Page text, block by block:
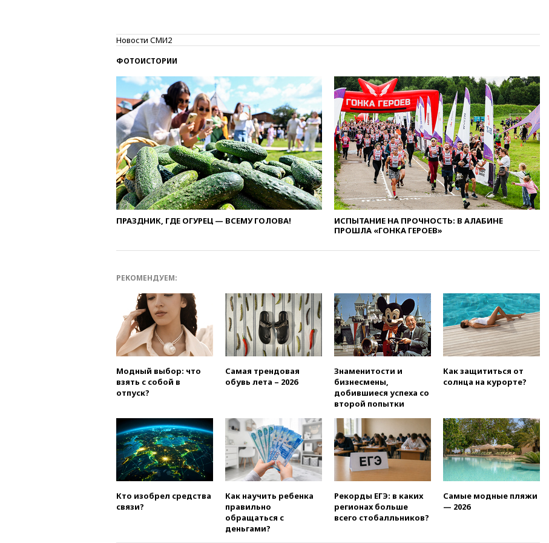
попросили уволиться
08:22В Екатеринбурге
атакован склад Wildberries
07:52 В Таиланде ученик
устроил стрельбу в школе:
есть жертвы
07:00Лесной пожар в 30
километрах от Ванкувера
привел к эвакуации жителей
06:00Суд обязал Meta
вреде психическому
здоровью детей
04:00
Суд взыскал почти 5 млн
рублей в пользу семьи
отравившегося в детсаду
мальчика
03:00
МИД РФ: попытки Запада
рассорить Россию и Казахстан
обречены на провал
Ни один водоем Англии
не соответствует нормам
Трамп: США сами
нуждаются в дальнобойных
ракетах и системах Patriot
Трамп заявил о
необходимости пополнения
вчера, 23:28Слуцкий призвал
признать «Яблоко»
Новости СМИ2
ФОТОИСТОРИИ
ПРАЗДНИК, ГДЕ ОГУРЕЦ — ВСЕМУ ГОЛОВА!
ИСПЫТАНИЕ НА ПРОЧНОСТЬ: В АЛАБИНЕ
ПРОШЛА «ГОНКА ГЕРОЕВ»
РЕКОМЕНДУЕМ:
Модный выбор: что
взять с собой в
отпуск?
Самая трендовая
обувь лета – 2026
Знаменитости и
бизнесмены,
добившиеся успеха со
второй попытки
Как защититься от
солнца на курорте?
Кто изобрел средства
связи?
Как научить ребенка
правильно
обращаться с
деньгами?
Рекорды ЕГЭ: в каких
регионах больше
всего стобалльников?
Самые модные пляжи
— 2026